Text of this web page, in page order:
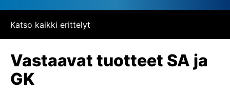
Katso kaikki erittelyt
Vastaavat tuotteet SA ja
GK